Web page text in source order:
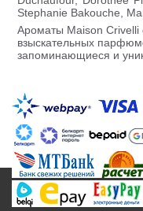
Stephanie Bakouche,
Ароматы Maison Crivelli
взыскательных
запоминающиеся и